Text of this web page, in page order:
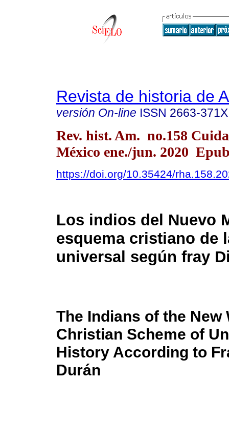
Revista de historia de
versión On-line ISSN 2663-371X
Rev. hist. Am. no.158
México ene./jun. 2020
https://doi.org/10.35424/
Los indios del Nuevo
esquema cristiano de
universal según fray
The Indians of the New
Christian Scheme of
History According to
Durán